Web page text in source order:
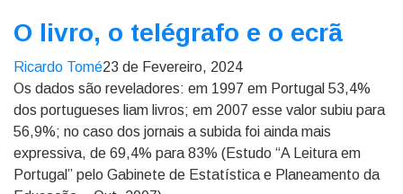
O livro, o telégrafo e o ecrã
Ricardo Tomé23 de Fevereiro, 2024
Os dados são reveladores: em 1997 em Portugal 53,4%
dos portugueses liam livros; em 2007 esse valor subiu para
56,9%; no caso dos jornais a subida foi ainda mais
expressiva, de 69,4% para 83% (Estudo “A Leitura em
Portugal” pelo Gabinete de Estatística e Planeamento da